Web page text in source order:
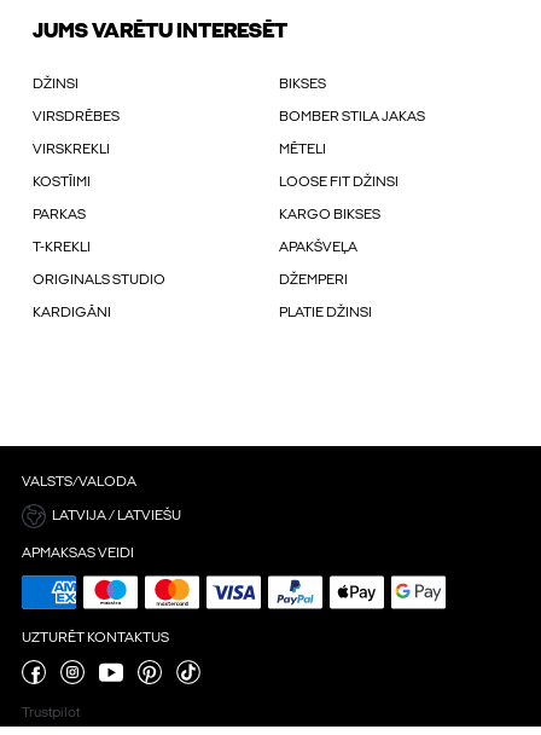
JUMS VARĒTU INTERESĒT
DŽINSI BIKSES
VIRSDRĒBES BOMBER STILA JAKAS
VIRSKREKLI MĒTELI
KOSTĪIMI LOOSE FIT DŽINSI
PARKAS KARGO BIKSES
T-KREKLI APAKŠVEĻA
ORIGINALS STUDIO DŽEMPERI
KARDIGĀNI PLATIE DŽINSI
VALSTS/VALODA
LATVIJA / LATVIEŠU
APMAKSAS VEIDI
UZTURĒT KONTAKTUS
Trustpilot